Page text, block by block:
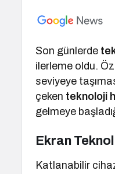
Son günlerde
ilerleme oldu.
seviyeye
çeken teknoloji
gelmeye
Ekran
Katlanabilir